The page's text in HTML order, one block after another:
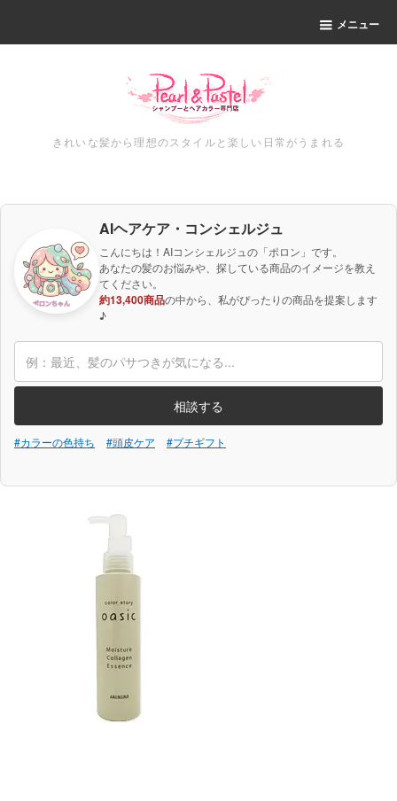
メニュー
きれいな髪から理想のスタイルと楽しい日常がうまれる
AIヘアケア・コンシェルジュ
こんにちは！AIコンシェルジュの「ポロン」です。
あなたの髪のお悩みや、探している商品のイメージを教え
てください。
約13,400商品の中から、私がぴったりの商品を提案します
♪
相談する
#カラーの色持ち #頭皮ケア #プチギフト